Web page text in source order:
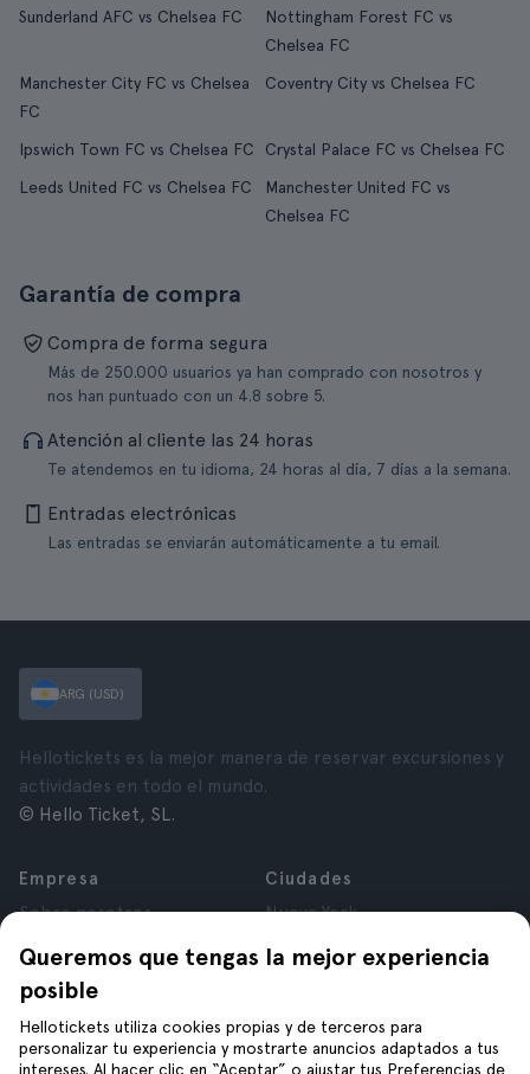
Sunderland AFC vs Chelsea FC
Nottingham Forest FC vs
Chelsea FC
Manchester City FC vs Chelsea
FC
Coventry City vs Chelsea FC
Ipswich Town FC vs Chelsea FC
Crystal Palace FC vs Chelsea FC
Leeds United FC vs Chelsea FC
Manchester United FC vs
Chelsea FC
Garantía de compra
Compra de forma segura
Más de 250.000 usuarios ya han comprado con nosotros y
nos han puntuado con un 4.8 sobre 5.
Atención al cliente las 24 horas
Te atendemos en tu idioma, 24 horas al día, 7 días a la semana.
Entradas electrónicas
Las entradas se enviarán automáticamente a tu email.
Queremos que tengas la mejor experiencia
posible
Hellotickets utiliza cookies propias y de terceros para
personalizar tu experiencia y mostrarte anuncios adaptados a tus
intereses. Al hacer clic en “Aceptar” o ajustar tus Preferencias de
ARG (USD)
Hellotickets es la mejor manera de reservar excursiones y
actividades en todo el mundo.
© Hello Ticket, SL.
Empresa
Sobre nosotros
Afiliados
Opiniones
Privacidad
Términos y Condiciones
Ciudades
Nueva York
París
Granada
Cracovia